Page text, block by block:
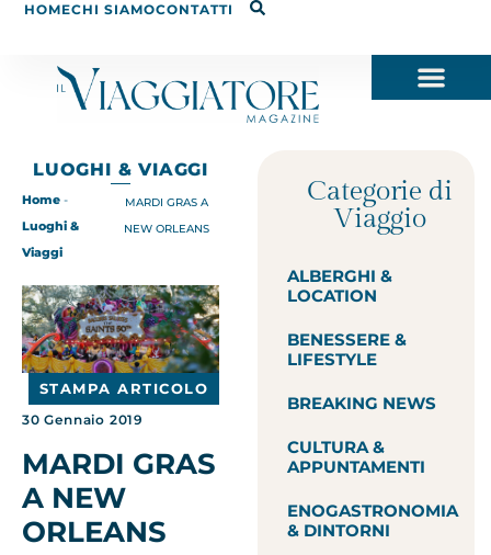
HOMECHI SIAMOCONTATTI
LUOGHI & VIAGGI
Home -
Luoghi &
Viaggi
MARDI GRAS A
NEW ORLEANS
STAMPA ARTICOLO
30 Gennaio 2019
MARDI GRAS
A NEW
ORLEANS
Categorie di
Viaggio
ALBERGHI &
LOCATION
BENESSERE &
LIFESTYLE
BREAKING NEWS
CULTURA &
APPUNTAMENTI
ENOGASTRONOMIA
& DINTORNI